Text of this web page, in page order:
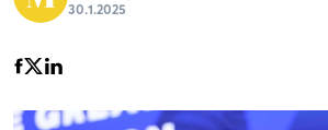
30.1.2025